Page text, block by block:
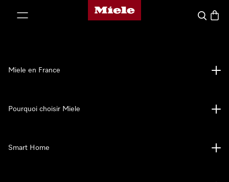
Page d'accueil Miele
Search
Miele en France
Pourquoi choisir Miele
Smart Home